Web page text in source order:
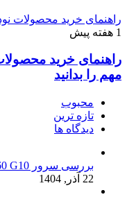
راهنمای خرید محصولات نود 32؛ قبل از خرید این نکات مهم را
1 هفته پیش
مهم را بدانید
محبوب
تازه ترین
دیدگاه ها
بررسی سرور HP DL360 G10 از نگاه ماهان شبکه ایرانیان
22 آذر, 1404